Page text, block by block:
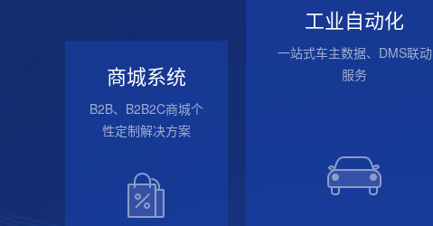
商城系统
B2B、B2B2C商城个
性定制解决方案
工业自动化
一站式车主数据、DMS联动
服务